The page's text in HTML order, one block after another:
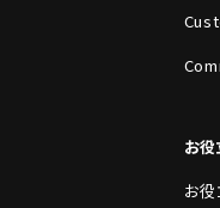
お役
お